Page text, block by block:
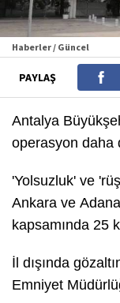
Haberler / Güncel
PAYLAŞ
Antalya
operasyon daha
'Yolsuzluk' ve
Ankara ve
kapsamında 25
İl dışında
Emniyet